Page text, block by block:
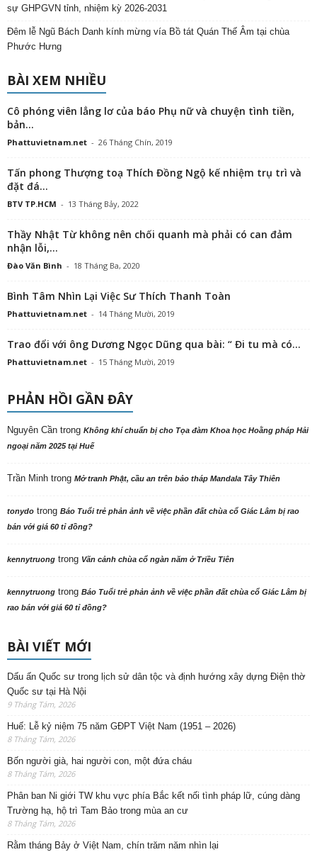
sự GHPGVN tỉnh, nhiệm kỳ 2026-2031
Đêm lễ Ngũ Bách Danh kính mừng vía Bồ tát Quán Thế Âm tại chùa
Phước Hưng
BÀI XEM NHIỀU
Cô phóng viên lẳng lơ của báo Phụ nữ và chuyện tình tiền,
bản...
Phattuvietnam.net - 26 Tháng Chín, 2019
Tấn phong Thượng toạ Thích Đồng Ngộ kế nhiệm trụ trì và
đặt đá...
BTV TP.HCM - 13 Tháng Bảy, 2022
Thầy Nhật Từ không nên chối quanh mà phải có can đảm
nhận lỗi,...
Đào Văn Bình - 18 Tháng Ba, 2020
Bình Tâm Nhìn Lại Việc Sư Thích Thanh Toàn
Phattuvietnam.net - 14 Tháng Mười, 2019
Trao đổi với ông Dương Ngọc Dũng qua bài: “ Đi tu mà có...
Phattuvietnam.net - 15 Tháng Mười, 2019
PHẢN HỒI GẦN ĐÂY
Nguyên Cần trong Không khí chuẩn bị cho Tọa đàm Khoa học Hoằng pháp Hải
ngoại năm 2025 tại Huế
Trần Minh trong Mở tranh Phật, cầu an trên bảo tháp Mandala Tây Thiên
tonydo trong Báo Tuổi trẻ phản ảnh về việc phần đất chùa cổ Giác Lâm bị rao
bán với giá 60 tỉ đồng?
kennytruong trong Vãn cảnh chùa cổ ngàn năm ở Triều Tiên
kennytruong trong Báo Tuổi trẻ phản ảnh về việc phần đất chùa cổ Giác Lâm bị
rao bán với giá 60 tỉ đồng?
BÀI VIẾT MỚI
Dấu ấn Quốc sư trong lịch sử dân tộc và định hướng xây dựng Điện thờ
Quốc sư tại Hà Nội
9 Tháng Tám, 2026
Huế: Lễ kỷ niệm 75 năm GĐPT Việt Nam (1951 – 2026)
8 Tháng Tám, 2026
Bốn người già, hai người con, một đứa cháu
8 Tháng Tám, 2026
Phân ban Ni giới TW khu vực phía Bắc kết nối tình pháp lữ, cúng dàng
Trường hạ, hộ trì Tam Bảo trong mùa an cư
8 Tháng Tám, 2026
Rằm tháng Bảy ở Việt Nam, chín trăm năm nhìn lại